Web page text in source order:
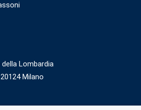
Lombardia
Milano